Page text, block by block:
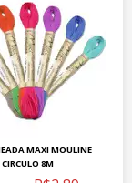
MAXI MOULINE
CIRCULO 8M